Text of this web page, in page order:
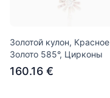
Золотой кулон, Красное
Золото 585°, Цирконы
160.16 €